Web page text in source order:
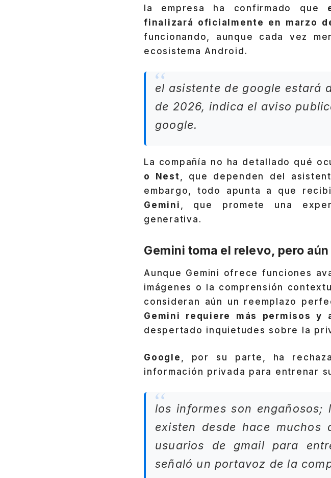
la empresa ha confirmado que
finalizará oficialmente en marzo
funcionando, aunque cada vez
ecosistema Android.
el asistente de google estará
de 2026, indica el aviso
google.
La compañía no ha detallado qué
o Nest
, que dependen del
embargo, todo apunta a que
Gemini
, que promete una
generativa.
Gemini toma el relevo, pero
Aunque Gemini ofrece funciones
imágenes o la comprensión
consideran aún un reemplazo
Gemini requiere más permisos y
despertado inquietudes sobre la
Google , por su parte, ha
información privada para entrenar
los informes son
existen desde hace
usuarios de gmail para
señaló un portavoz de la